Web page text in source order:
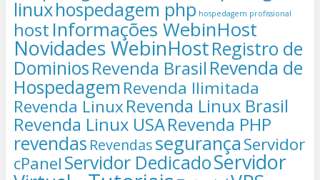
linuxhospedagem php hospedagem profissional
host Informações WebinHost
Novidades WebinHostRegistro de
DominiosRevenda Brasil Revenda de
Hospedagem Revenda Ilimitada
Revenda LinuxRevenda Linux Brasil
Revenda Linux USARevenda PHP
revendas RevendassegurançaServidor
cPanelServidor DedicadoServidor